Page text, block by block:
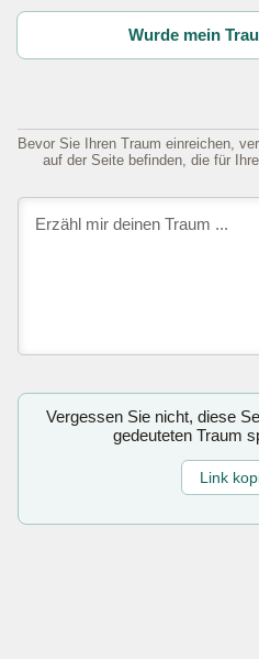
Wurde mein
Bevor Sie Ihren Traum einreichen,
auf der Seite befinden, die für
Vergessen Sie nicht, diese
gedeuteten Traum
Link